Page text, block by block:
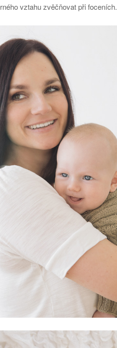
vztahu zvěčňovat při foceních.